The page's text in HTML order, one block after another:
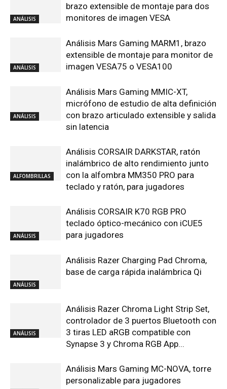
ANÁLISIS
brazo extensible de montaje para dos
monitores de imagen VESA
ANÁLISIS
Análisis Mars Gaming MARM1, brazo
extensible de montaje para monitor de
imagen VESA75 o VESA100
ANÁLISIS
Análisis Mars Gaming MMIC-XT,
micrófono de estudio de alta definición
con brazo articulado extensible y salida
sin latencia
ALFOMBRILLAS
Análisis CORSAIR DARKSTAR, ratón
inalámbrico de alto rendimiento junto
con la alfombra MM350 PRO para
teclado y ratón, para jugadores
ANÁLISIS
Análisis CORSAIR K70 RGB PRO
teclado óptico-mecánico con iCUE5
para jugadores
ANÁLISIS
Análisis Razer Charging Pad Chroma,
base de carga rápida inalámbrica Qi
ANÁLISIS
Análisis Razer Chroma Light Strip Set,
controlador de 3 puertos Bluetooth con
3 tiras LED aRGB compatible con
Synapse 3 y Chroma RGB App...
Análisis Mars Gaming MC-NOVA, torre
personalizable para jugadores